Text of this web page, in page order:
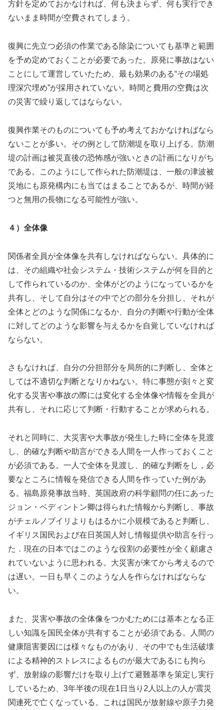
方針を定めておかなければ、何も決まらず、何も実行でき
ないまま時間が空費されてしまう。
復興に先立つ必須の作業である除染についても基準と範囲
を予め定めておくことが必要であった。原発に事故はない
ことにして運営していたため、最も効果のある“その場処
理深穴埋め”が採用されていない。時間と費用の空費は次
の災害で繰り返してはならない。
復興作業そのものについても予め考えておかなければなら
ないことが多い。その例として防潮堤を取り上げる。防潮
堤の計画は被災直後の恐怖感が強いときの計画になりがち
である。このようにして作られた防潮堤は、一般の津波被
災地にも原発構内にも当てはまることであるが、時間が経
つと無用の長物になる可能性が強い。
４）全体像
関係者全員が全体像を共有しなければならない。具体的に
は、その組織や社会システム・技術システムが何を目的と
して作られているのか、全体がどのようになっているかを
共有し、そして自分はその中でどの部分を分担し、それが
全体とどのような関係になるか、自分の判断や行動が全体
に対してどのような影響を与えるかを自覚していなければ
ならない。
さもなければ、自分の分担部分を局所的に判断し、全体と
しては不適切な判断となりかねない。特に事態が刻々と変
化する災害や事故の際には変化する全体像や情報を全員が
共有し、それに応じて判断・行動することが求められる。
それと同時に、大災害や大事故が発生した時に全体を見渡
し、的確な判断や助言ができる人間を一人作っておくこと
が必須である。一人で全体を見渡し、的確な判断をし，必
要なところに情報を発信できる人間を作っていた例があ
る。福島原発事故当時、英国政府の科学顧問の任にあった
ジョン・ベディントン卿は得られた情報から判断し、事故
がチェルノブイリよりもはるかに小規模であると判断し、
イギリス国民および在日英国人対し情報提供や助言を行っ
た．現在の日本ではこのような役割の必要性が全く顧慮さ
れていないように思われる。大災害が来てから考えるので
は遅い。一日も早くこのような人を作らなければならな
い。
また、災害や事故の全体像をつかむためには基本となる正
しい知識を国民全体が共有することが必須である。人間の
健康阻害要因には様々なものがあり、その中でも生活破壊
による精神的ストレスによるものが最大であるにも拘ら
ず、放射線の影響だけを取り上げて避難基準を策定し実行
しているため、3年半後の現在1日当り2人以上の人が震災
関連死で亡くなっている。これは国民が放射線や原子力発